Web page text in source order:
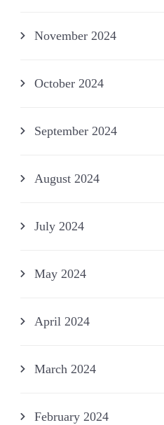
November 2024
October 2024
September 2024
August 2024
July 2024
May 2024
April 2024
March 2024
February 2024